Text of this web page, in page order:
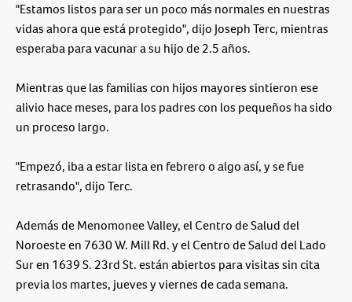
"Estamos listos para ser un poco más normales en nuestras
vidas ahora que está protegido", dijo Joseph Terc, mientras
esperaba para vacunar a su hijo de 2.5 años.
Mientras que las familias con hijos mayores sintieron ese
alivio hace meses, para los padres con los pequeños ha sido
un proceso largo.
"Empezó, iba a estar lista en febrero o algo así, y se fue
retrasando", dijo Terc.
Además de Menomonee Valley, el Centro de Salud del
Noroeste en 7630 W. Mill Rd. y el Centro de Salud del Lado
Sur en 1639 S. 23rd St. están abiertos para visitas sin cita
previa los martes, jueves y viernes de cada semana.